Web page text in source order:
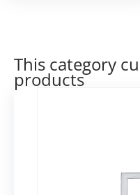
This category
products